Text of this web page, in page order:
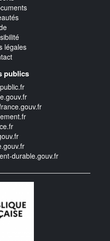
légales
publics
durable.gouv.fr